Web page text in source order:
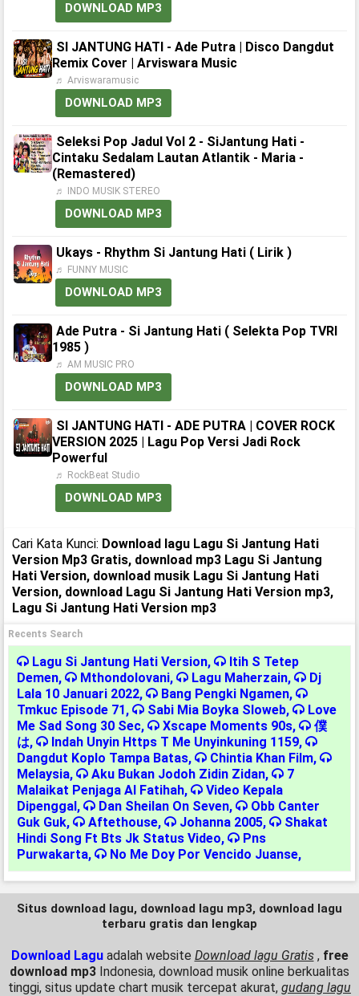
DOWNLOAD MP3
SI JANTUNG HATI - Ade Putra | Disco Dangdut
Remix Cover | Arviswara Music
♬ Arviswaramusic
DOWNLOAD MP3
Seleksi Pop Jadul Vol 2 - SiJantung Hati -
Cintaku Sedalam Lautan Atlantik - Maria -
(Remastered)
♬ INDO MUSIK STEREO
DOWNLOAD MP3
Ukays - Rhythm Si Jantung Hati ( Lirik )
♬ FUNNY MUSIC
DOWNLOAD MP3
Ade Putra - Si Jantung Hati ( Selekta Pop TVRI
1985 )
♬ AM MUSIC PRO
DOWNLOAD MP3
SI JANTUNG HATI - ADE PUTRA | COVER ROCK
VERSION 2025 | Lagu Pop Versi Jadi Rock
Powerful
♬ RockBeat Studio
DOWNLOAD MP3
Cari Kata Kunci: Download lagu Lagu Si Jantung Hati
Version Mp3 Gratis, download mp3 Lagu Si Jantung
Hati Version, download musik Lagu Si Jantung Hati
Version, download Lagu Si Jantung Hati Version mp3,
Lagu Si Jantung Hati Version mp3
Recents Search
Lagu Si Jantung Hati Version,
Itih S Tetep
Demen, Mthondolovani, Lagu Maherzain,
Dj
Lala 10 Januari 2022, Bang Pengki Ngamen,
Tmkuc Episode 71, Sabi Mia Boyka Sloweb,
Love
Me Sad Song 30 Sec, Xscape Moments 90s,
僕
は, Indah Unyin Https T Me Unyinkuning 1159,
Dangdut Koplo Tampa Batas, Chintia Khan Film,
Melaysia, Aku Bukan Jodoh Zidin Zidan,
7
Malaikat Penjaga Al Fatihah,
Video Kepala
Dipenggal, Dan Sheilan On Seven,
Obb Canter
Guk Guk, Aftethouse, Johanna 2005,
Shakat
Hindi Song Ft Bts Jk Status Video,
Pns
Purwakarta, No Me Doy Por Vencido Juanse,
Situs download lagu, download lagu mp3, download lagu
terbaru gratis dan lengkap
Download Lagu adalah website Download lagu Gratis , free
download mp3 Indonesia, download musik online berkualitas
tinggi, situs update chart musik tercepat akurat, gudang lagu